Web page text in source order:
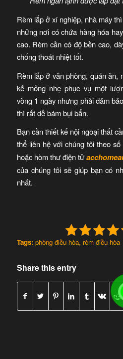
Rèm lắp ở xí nghiệp, nhà máy
những nơi có chứa hàng hóa
cao. Rèm cần có độ bền cao,
chống thoát nhiệt tốt.
Rèm lắp ở văn phòng, quán
kế mỏng nhẹ phục vụ một
vòng 1 ngày nhưng phải đảm
thì rất dễ bám bụi bẩn.
Bạn cần thiết kế nội ngoại thất
thể liên hệ với chúng tôi theo
hoặc hòm thư điện tử
của chúng tôi sẽ giúp bạn có
nhất.
Tags: phòng điều hòa, rèm điều hòa
Share this entry